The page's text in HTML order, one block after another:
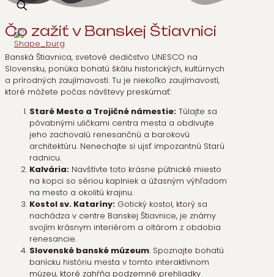
Čo zažiťv Banskej Štiavnici
Banská Štiavnica, svetové dedičstvo UNESCO na
Slovensku, ponúka bohatú škálu historických, kultúrnych
a prírodných zaujímavostí. Tu je niekoľko zaujímavostí,
ktoré môžete počas návštevy preskúmať:
Staré Mesto a Trojičné námestie: Túlajte sa
pôvabnými uličkami centra mesta a obdivujte
jeho zachovalú renesančnú a barokovú
architektúru. Nenechajte si ujsť impozantnú Starú
radnicu.
Kalvária: Navštívte toto krásne pútnické miesto
na kopci so sériou kaplniek a úžasným výhľadom
na mesto a okolitú krajinu.
Kostol sv. Kataríny: Gotický kostol, ktorý sa
nachádza v centre Banskej Štiavnice, je známy
svojím krásnym interiérom a oltárom z obdobia
renesancie.
Slovenské banské múzeum: Spoznajte bohatú
banícku históriu mesta v tomto interaktívnom
múzeu, ktoré zahŕňa podzemné prehliadky